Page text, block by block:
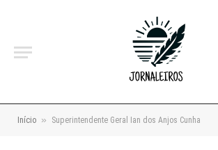
Início » Superintendente Geral Ian dos Anjos Cunha